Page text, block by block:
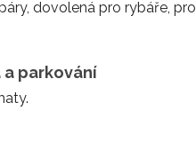
dovolená pro rybáře, pro
parkování